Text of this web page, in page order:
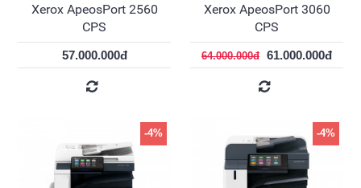
Xerox ApeosPort 2560
CPS
57.000.000đ
Xerox ApeosPort 3060
CPS
64.000.000đ 61.000.000đ
-4% -4%